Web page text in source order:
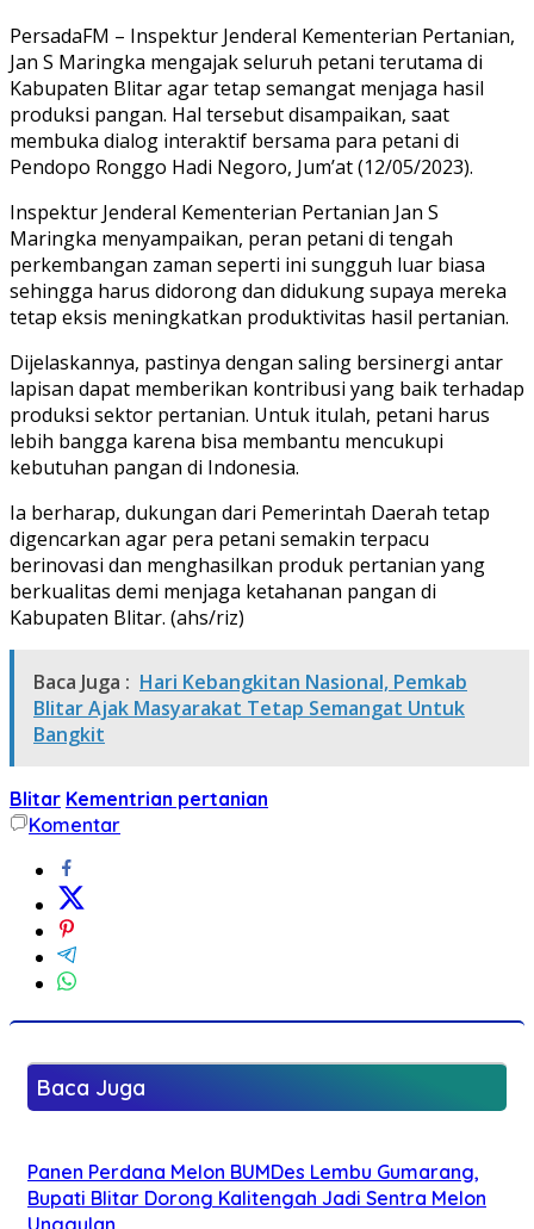
PersadaFM – Inspektur Jenderal Kementerian Pertanian,
Jan S Maringka mengajak seluruh petani terutama di
Kabupaten Blitar agar tetap semangat menjaga hasil
produksi pangan. Hal tersebut disampaikan, saat
membuka dialog interaktif bersama para petani di
Pendopo Ronggo Hadi Negoro, Jum’at (12/05/2023).
Inspektur Jenderal Kementerian Pertanian Jan S
Maringka menyampaikan, peran petani di tengah
perkembangan zaman seperti ini sungguh luar biasa
sehingga harus didorong dan didukung supaya mereka
tetap eksis meningkatkan produktivitas hasil pertanian.
Dijelaskannya, pastinya dengan saling bersinergi antar
lapisan dapat memberikan kontribusi yang baik terhadap
produksi sektor pertanian. Untuk itulah, petani harus
lebih bangga karena bisa membantu mencukupi
kebutuhan pangan di Indonesia.
Ia berharap, dukungan dari Pemerintah Daerah tetap
digencarkan agar pera petani semakin terpacu
berinovasi dan menghasilkan produk pertanian yang
berkualitas demi menjaga ketahanan pangan di
Kabupaten Blitar. (ahs/riz)
Baca Juga : Hari Kebangkitan Nasional, Pemkab
Blitar Ajak Masyarakat Tetap Semangat Untuk
Bangkit
Blitar Kementrian pertanian
Komentar
Baca Juga
Panen Perdana Melon BUMDes Lembu Gumarang,
Bupati Blitar Dorong Kalitengah Jadi Sentra Melon
Unggulan